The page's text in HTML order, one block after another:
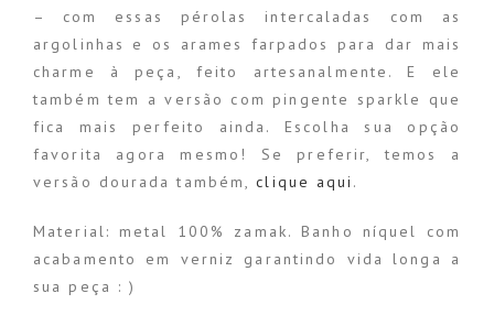
– com essas pérolas intercaladas com as
argolinhas e os arames farpados para dar mais
charme à peça, feito artesanalmente. E ele
também tem a versão com pingente sparkle que
fica mais perfeito ainda. Escolha sua opção
favorita agora mesmo! Se preferir, temos a
versão dourada também,clique aqui .
Material: metal 100% zamak.Banho níquel com
acabamento em verniz garantindo vida longa a
sua peça : )